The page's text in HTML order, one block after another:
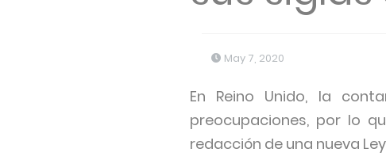
May 7, 2020
En Reino Unido, la
preocupaciones, por lo
redacción de una nueva